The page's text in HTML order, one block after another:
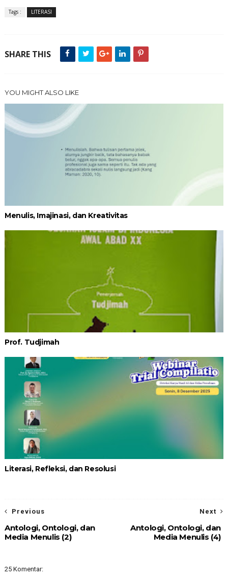
Tags : LITERASI
SHARE THIS
YOU MIGHT ALSO LIKE
Menulis, Imajinasi, dan Kreativitas
Prof. Tudjimah
Literasi, Refleksi, dan Resolusi
Next
Antologi, Ontologi, dan
Media Menulis (4)
Previous
Antologi, Ontologi, dan
Media Menulis (2)
25 Komentar: